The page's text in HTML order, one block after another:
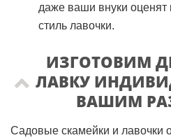
даже ваши внуки оценят
стиль лавочки.
ИЗГОТОВИМ
ЛАВКУ
ВАШИМ
Садовые скамейки и лавочки